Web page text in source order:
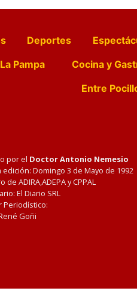
Deportes
Pampa Cocina y
Entre
por el Doctor Antonio Nemesio
edición: Domingo 3 de Mayo de 1992
de ADIRA,ADEPA y CPPAL
El Diario SRL
Periodístico:
Goñi